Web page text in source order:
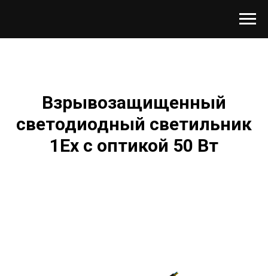
Взрывозащищенный
светодиодный светильник
1Ex с оптикой 50 Вт